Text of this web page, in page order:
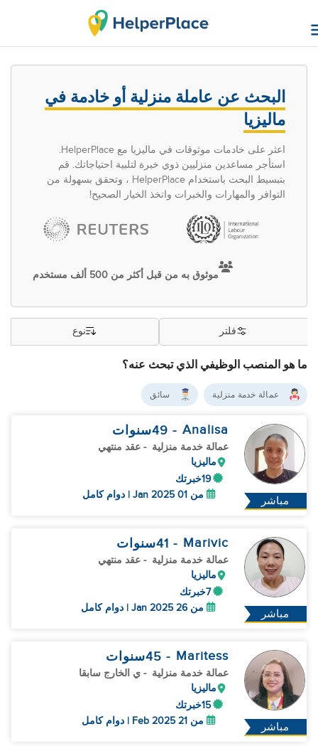
البحث عن عاملة منزلية أو خادمة في
ماليزيا
اعثر على خادمات موثوقات في ماليزيا مع HelperPlace.
استأجر مساعدين منزليين ذوي خبرة لتلبية احتياجاتك. قم
بتبسيط البحث باستخدام HelperPlace ، وتحقق بسهولة من
التوافر والمهارات والخبرات واتخذ الخيار الصحيح!
موثوق به من قبل أكثر من 500 ألف مستخدم
ما هو المنصب الوظيفي الذي تبحث عنه؟
فلتر نوع
عمالة خدمة منزلية سائق
مباشر
Analisa
- 49 سنوات
عمالة خدمة منزلية - عقد منتهي
ماليزيا
19خبرتك
من 01 Jan 2025 | دوام كامل
مباشر
Marivic
- 41 سنوات
عمالة خدمة منزلية - عقد منتهي
ماليزيا
7خبرتك
من 26 Jan 2025 | دوام كامل
مباشر
Maritess
- 45 سنوات
عمالة خدمة منزلية - ي الخارج سابقا
ماليزيا
15خبرتك
من 21 Feb 2025 | دوام كامل